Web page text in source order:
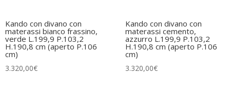
Kando con divano con
materassi bianco frassino,
verde L.199,9 P.103,2
H.190,8 cm (aperto P.106
cm)
3.320,00€
Kando con divano con
materassi cemento,
azzurro L.199,9 P.103,2
H.190,8 cm (aperto P.106
cm)
3.320,00€